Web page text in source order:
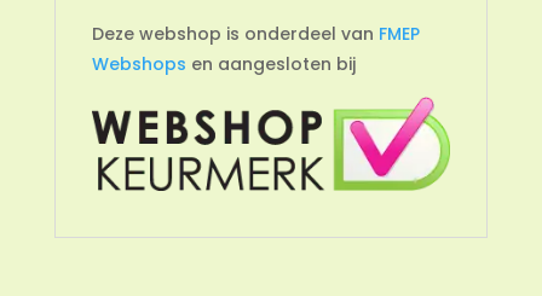
Deze webshop is onderdeel van FMEP
Webshops en aangesloten bij